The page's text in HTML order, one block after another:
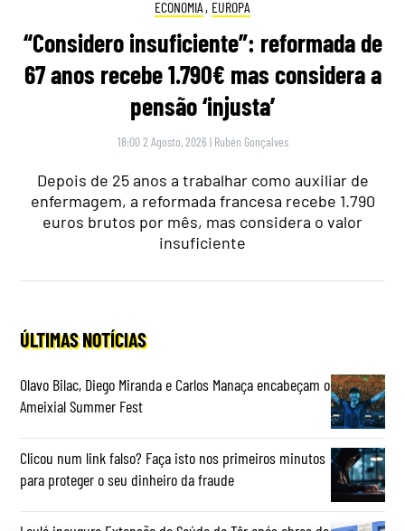
ECONOMIA , EUROPA
“Considero insuficiente”: reformada de
67 anos recebe 1.790€ mas considera a
pensão ‘injusta’
18:00 2 Agosto, 2026 | Rubén Gonçalves
Depois de 25 anos a trabalhar como auxiliar de
enfermagem, a reformada francesa recebe 1.790
euros brutos por mês, mas considera o valor
insuficiente
ÚLTIMAS NOTÍCIAS
Olavo Bilac, Diego Miranda e Carlos Manaça encabeçam o
Ameixial Summer Fest
Clicou num link falso? Faça isto nos primeiros minutos
para proteger o seu dinheiro da fraude